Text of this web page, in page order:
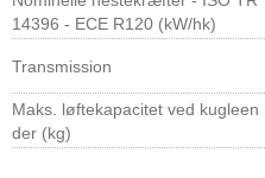
14396 - ECE R120 (kW/hk)
Transmission
Maks. løftekapacitet ved kugleen
der (kg)